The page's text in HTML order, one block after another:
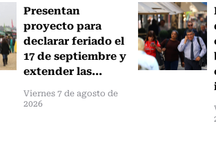
Presentan
proyecto para
declarar feriado el
17 de septiembre y
extender las...
Viernes 7 de agosto de
2026